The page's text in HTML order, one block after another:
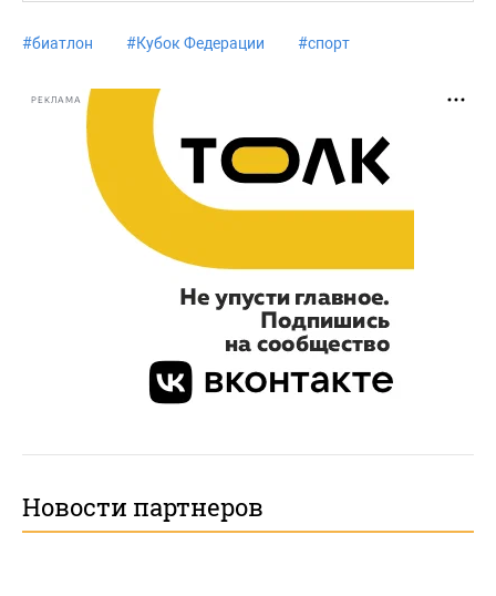
#биатлон #Кубок Федерации #спорт
РЕКЛАМА
Новости партнеров